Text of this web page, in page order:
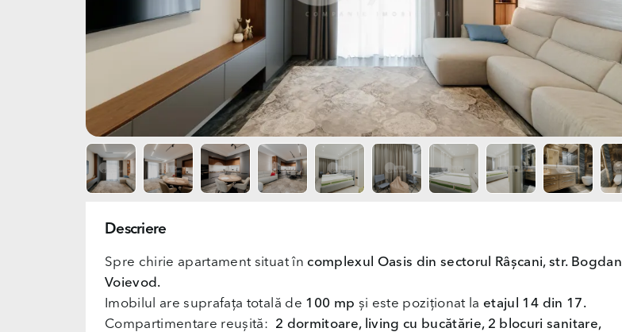
Descriere
Spre chirie apartament situat în complexul Oasis din sectorul Râșcani, str. Bogdan
Voievod.
Imobilul are suprafața totală de 100 mp și este poziționat la etajul 14 din 17.
Compartimentare reușită: 2 dormitoare, living cu bucătărie, 2 blocuri sanitare,